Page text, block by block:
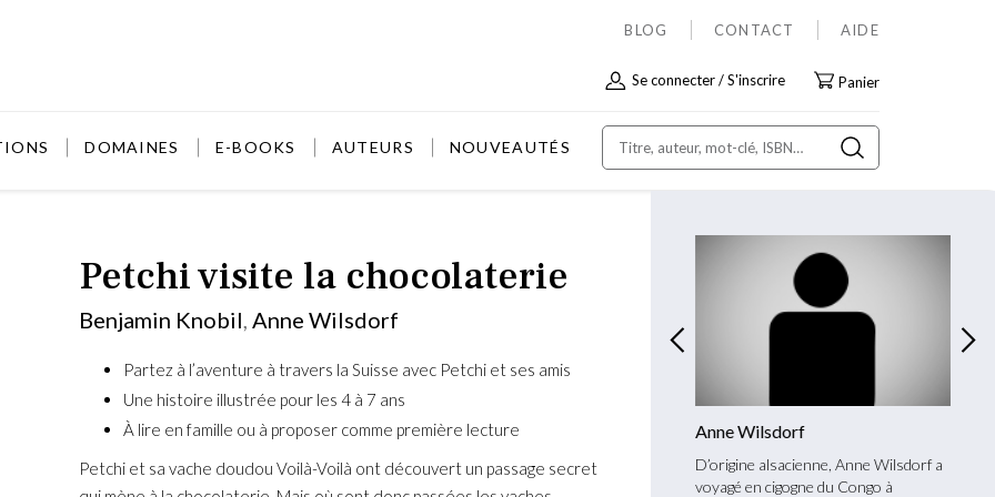
BLOG CONTACT AIDE
Allez
contenu
Se connecter S'inscrire Panier
DOMAINES E-BOOKS AUTEURS NOUVEAUTÉS
Petchi visite la chocolaterie
Benjamin Knobil, Anne Wilsdorf
Partez à l’aventure à travers la Suisse avec Petchi et ses amis
Une histoire illustrée pour les 4 à 7 ans
À lire en famille ou à proposer comme première lecture
Petchi et sa vache doudou Voilà-Voilà ont découvert un passage secret
Benjamin Knobil
Franco-Américain aux origines
nomades, Benjamin Knobil s’est fait
Anne Wilsdorf
D’origine alsacienne, Anne Wilsdorf a
voyagé en cigogne du Congo à